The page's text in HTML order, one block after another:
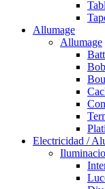
Allumage
Allumage
Electricidad /